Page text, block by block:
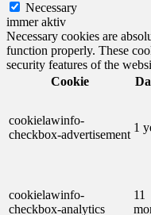
Necessary
immer aktiv
Necessary cookies are
function properly. These
security features of the
Cookie
cookielawinfo-
checkbox-advertisement
1
cookielawinfo-
checkbox-analytics
11